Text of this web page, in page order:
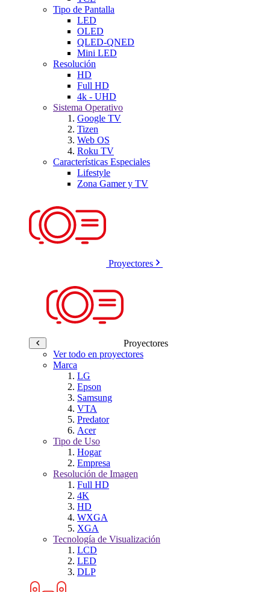
Tipo de Pantalla
LED
OLED
QLED-QNED
Mini LED
Resolución
HD
Full HD
4k - UHD
Sistema Operativo
Google TV
Tizen
Web OS
Roku TV
Características Especiales
Lifestyle
Zona Gamer y TV
Proyectores
Proyectores
Ver todo en proyectores
Marca
LG
Epson
Samsung
VTA
Predator
Acer
Tipo de Uso
Hogar
Empresa
Resolución de Imagen
Full HD
4K
HD
WXGA
XGA
Tecnología de Visualización
LCD
LED
DLP